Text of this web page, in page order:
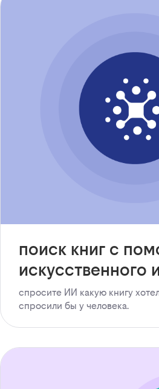
поиск книг с
искусственного
спросите ИИ какую книгу
спросили бы у человека.